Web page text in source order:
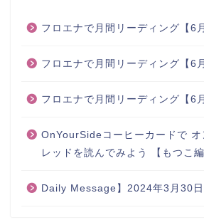
フロエナで月間リーディング【6
フロエナで月間リーディング【6
フロエナで月間リーディング【6
OnYourSideコーヒーカードで
レッドを読んでみよう 【もつこ編
Daily Message】2024年3月30日